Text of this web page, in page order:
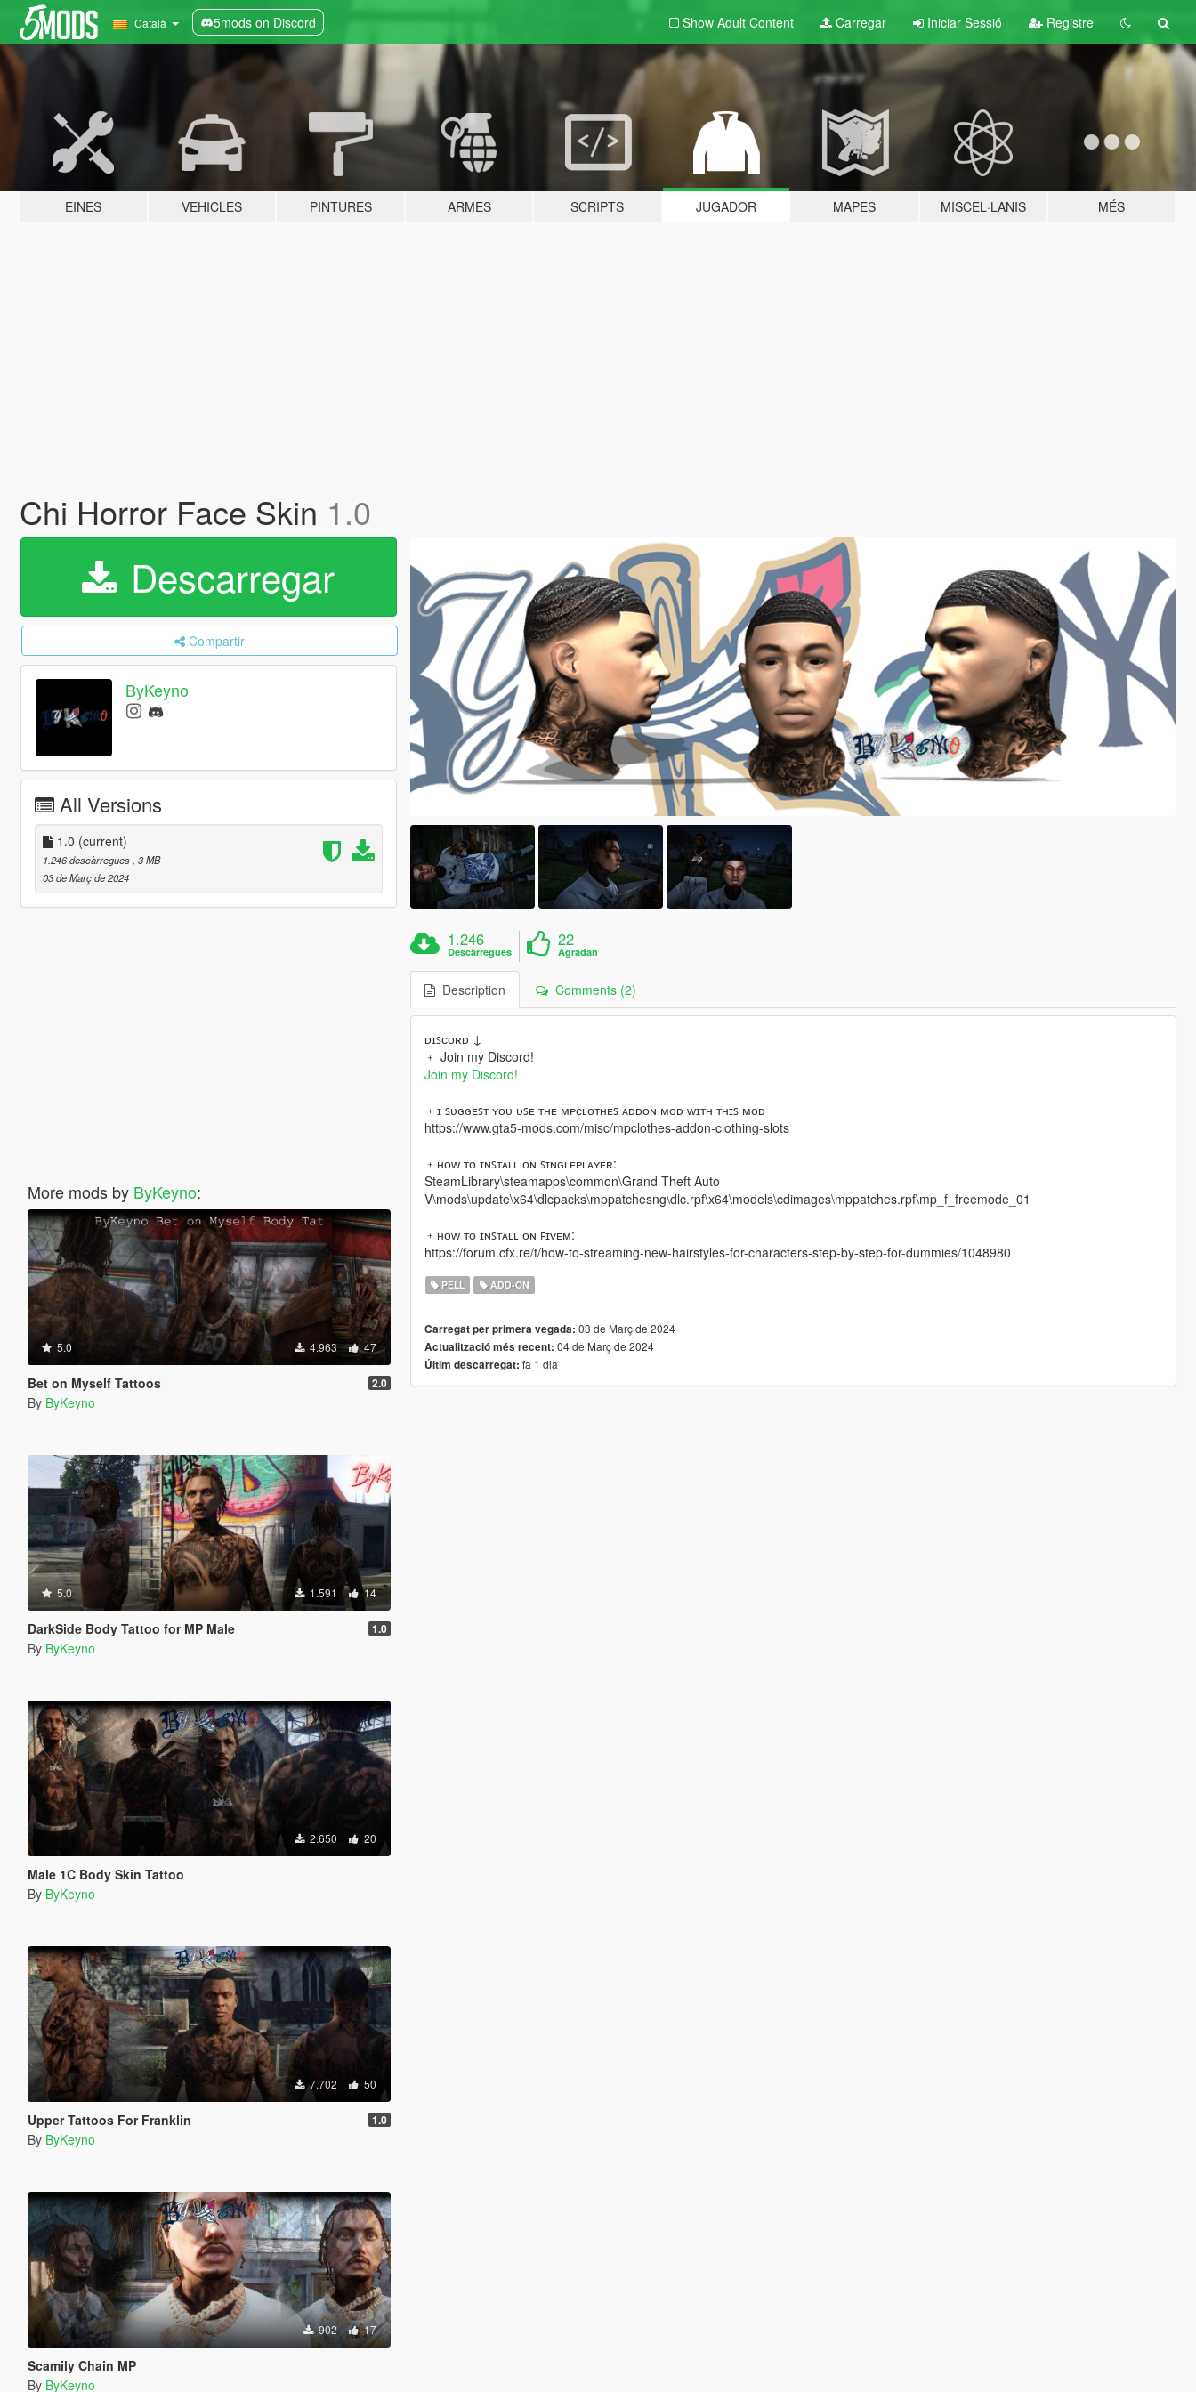
Català 5mods on Discord Show Adult Content Carregar Iniciar Sessió Registre
EINES VEHICLES PINTURES ARMES SCRIPTS JUGADOR MAPES MISCEL·LANIS MÉS
Chi Horror Face Skin 1.0
Descarregar
Compartir
ByKeyno
All Versions
1.0 (current)
1.246 descàrregues , 3 MB
03 de Març de 2024
More mods by ByKeyno:
5.0 4.963 47
Bet on Myself Tattoos 2.0
By ByKeyno
5.0 1.591 14
DarkSide Body Tattoo for MP Male 1.0
By ByKeyno
2.650 20
Male 1C Body Skin Tattoo
By ByKeyno
7.702 50
Upper Tattoos For Franklin 1.0
By ByKeyno
902 17
Scamily Chain MP
By ByKeyno
1.246
Descàrregues
22
Agradan
Description Comments (2)
ᴅɪꜱᴄᴏʀᴅ ↓
﹢ Join my Discord!
Join my Discord!
﹢ɪ ꜱᴜɢɢᴇꜱᴛ ʏᴏᴜ ᴜꜱᴇ ᴛʜᴇ ᴍᴘᴄʟᴏᴛʜᴇꜱ ᴀᴅᴅᴏɴ ᴍᴏᴅ ᴡɪᴛʜ ᴛʜɪꜱ ᴍᴏᴅ
https://www.gta5-mods.com/misc/mpclothes-addon-clothing-slots
﹢ʜᴏᴡ ᴛᴏ ɪɴꜱᴛᴀʟʟ ᴏɴ ꜱɪɴɢʟᴇᴘʟᴀʏᴇʀ:
SteamLibrary\steamapps\common\Grand Theft Auto
V\mods\update\x64\dlcpacks\mppatchesng\dlc.rpf\x64\models\cdimages\mppatches.rpf\mp_f_freemode_01
﹢ʜᴏᴡ ᴛᴏ ɪɴꜱᴛᴀʟʟ ᴏɴ ꜰɪᴠᴇᴍ:
https://forum.cfx.re/t/how-to-streaming-new-hairstyles-for-characters-step-by-step-for-dummies/1048980
PELL ADD-ON
Carregat per primera vegada: 03 de Març de 2024
Actualització més recent: 04 de Març de 2024
Últim descarregat: fa 1 dia